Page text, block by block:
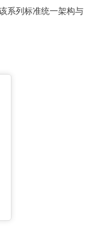
系列标准统一架构与